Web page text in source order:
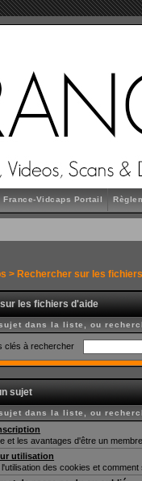
France-Vidcaps Portail
> Rechercher sur les
les fichiers d'aide
dans la liste, ou
clés à rechercher
sujet
dans la liste, ou
et les avantages d'être un
utilisation
des cookies et